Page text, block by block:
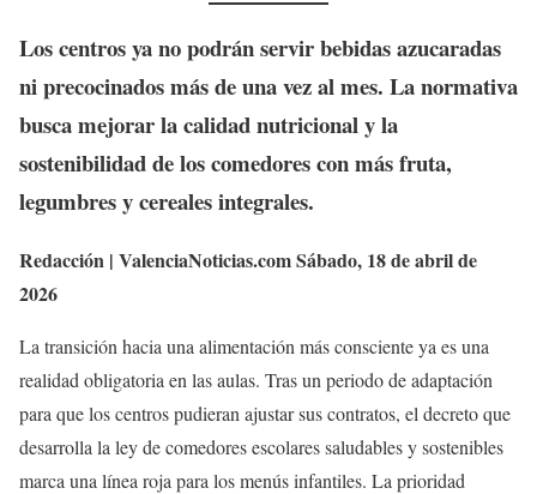
Los centros ya no podrán servir bebidas azucaradas
ni precocinados más de una vez al mes. La normativa
busca mejorar la calidad nutricional y la
sostenibilidad de los comedores con más fruta,
legumbres y cereales integrales.
Redacción | ValenciaNoticias.comSábado, 18 de abril de
2026
La transición hacia una alimentación más consciente ya es una
realidad obligatoria en las aulas. Tras un periodo de adaptación
para que los centros pudieran ajustar sus contratos, el decreto que
desarrolla la ley de comedores escolares saludables y sostenibles
marca una línea roja para los menús infantiles. La prioridad